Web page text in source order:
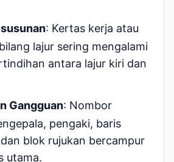
: Kertas kerja atau
lajur sering mengalami
antara lajur kiri dan
Gangguan: Nombor
pengaki, baris
blok rujukan bercampur
utama.